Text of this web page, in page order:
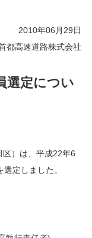
2010年06月29日
都高速道路株式会社
選定につい
）は、平成22年6
定しました。